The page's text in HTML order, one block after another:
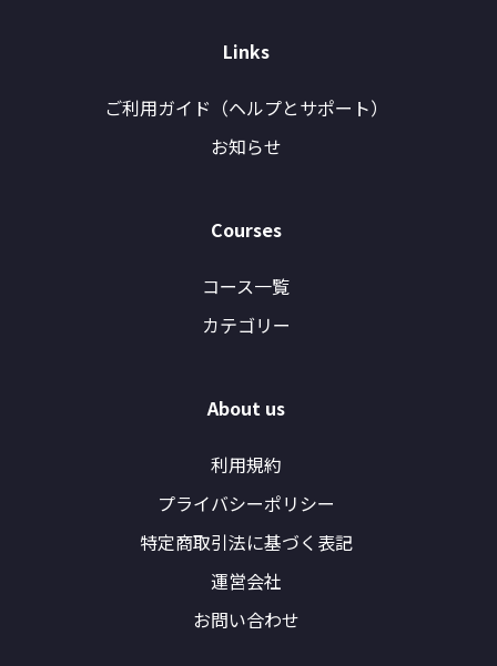
Links
ご利用ガイド（ヘルプとサポート）
お知らせ
Courses
コース一覧
カテゴリー
About us
利用規約
プライバシーポリシー
特定商取引法に基づく表記
運営会社
お問い合わせ